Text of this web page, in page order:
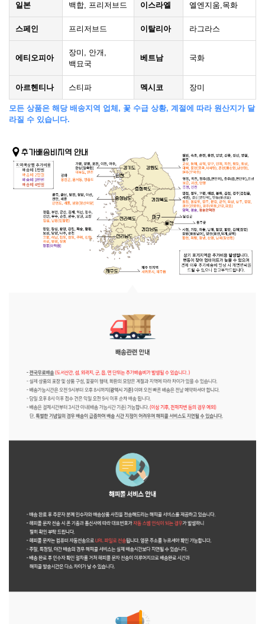
일본 백합, 프리저브드 이스라엘 엘엔지움,목화
스페인 프리저브드 이탈리아 라그라스
에티오피아
장미, 안개,
백묘국
베트남 국화
아르헨티나 스티파 멕시코 장미
모든 상품은 해당 배송지역 업체, 꽃 수급 상황, 계절에 따라 원산지가 달
라질 수 있습니다.